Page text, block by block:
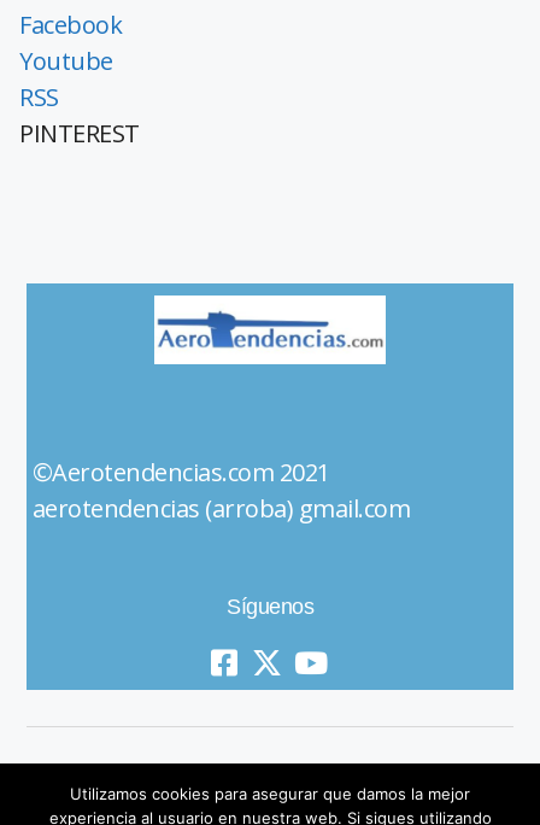
Facebook
Youtube
RSS
PINTEREST
©Aerotendencias.com 2021
aerotendencias (arroba) gmail.com
Síguenos
Utilizamos cookies para asegurar que damos la mejor
experiencia al usuario en nuestra web. Si sigues utilizando